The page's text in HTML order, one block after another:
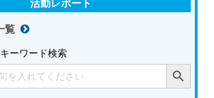
覧
ーワード検索
Search Button